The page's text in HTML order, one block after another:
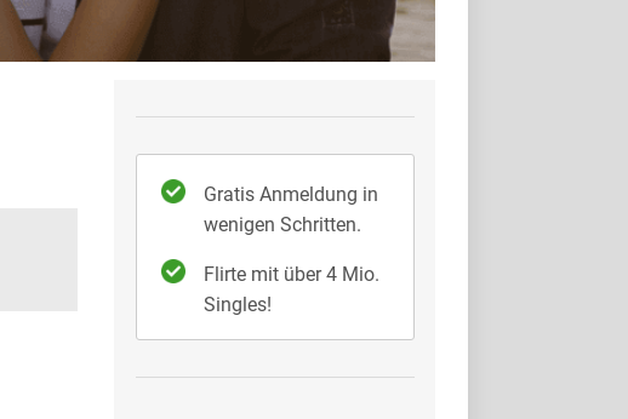
Gratis Anmeldung in
wenigen Schritten.
Flirte mit über 4 Mio.
Singles!